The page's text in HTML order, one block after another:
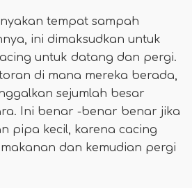
tempat sampah
ini dimaksudkan untuk
untuk datang dan pergi.
di mana mereka berada,
sejumlah besar
Ini benar -benar benar jika
pipa kecil, karena cacing
dan kemudian pergi